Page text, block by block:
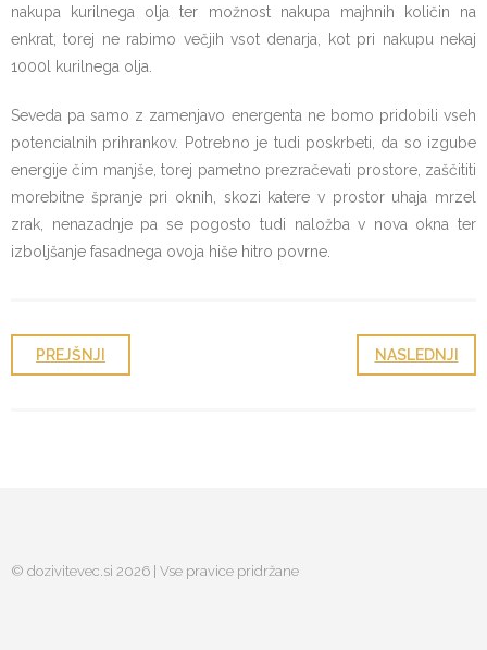
nakupa kurilnega olja ter možnost nakupa majhnih količin na
enkrat, torej ne rabimo večjih vsot denarja, kot pri nakupu nekaj
1000l kurilnega olja.
Seveda pa samo z zamenjavo energenta ne bomo pridobili vseh
potencialnih prihrankov. Potrebno je tudi poskrbeti, da so izgube
energije čim manjše, torej pametno prezračevati prostore, zaščititi
morebitne špranje pri oknih, skozi katere v prostor uhaja mrzel
zrak, nenazadnje pa se pogosto tudi naložba v nova okna ter
izboljšanje fasadnega ovoja hiše hitro povrne.
PREJŠNJI NASLEDNJI
© dozivitevec.si 2026 | Vse pravice pridržane